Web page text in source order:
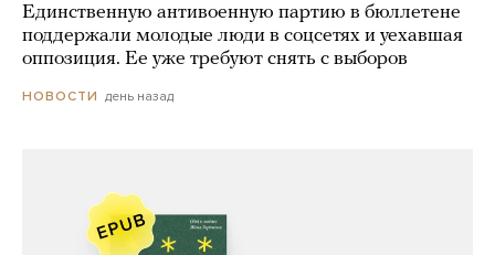
Единственную антивоенную партию в бюллетене
поддержали молодые люди в соцсетях и уехавшая
оппозиция. Ее уже требуют снять с выборов
НОВОСТИ день назад